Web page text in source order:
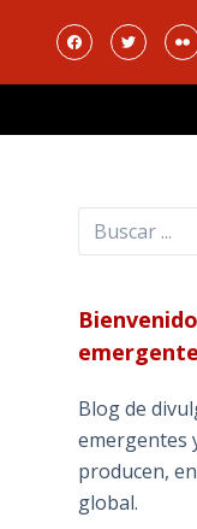
Buscar
Blog de
emergentes
producen,
global.